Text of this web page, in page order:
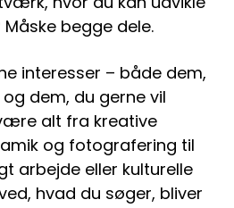
begge dele.
interesser – både dem,
dem, du gerne vil
alt fra kreative
og fotografering til
arbejde eller kulturelle
hvad du søger, bliver